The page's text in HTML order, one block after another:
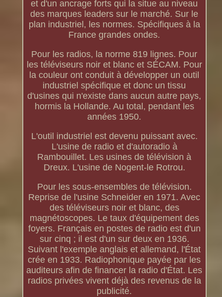
et d'un ancrage forts qui la situe au niveau
des marques leaders sur le marché. Sur le
plan industriel, les normes. Spécifiques à la
France grandes ondes.
Pour les radios, la norme 819 lignes. Pour
les téléviseurs noir et blanc et SÉCAM. Pour
la couleur ont conduit à développer un outil
industriel spécifique et donc un tissu
d'usines qui n'existe dans aucun autre pays,
hormis la Hollande. Au total, pendant les
années 1950.
L'outil industriel est devenu puissant avec.
L'usine de radio et d'autoradio à
Rambouillet. Les usines de télévision à
Dreux. L'usine de Nogent-le Rotrou.
Pour les sous-ensembles de télévision.
Reprise de l'usine Schneider en 1971. Avec
des téléviseurs noir et blanc, des
magnétoscopes. Le taux d'équipement des
foyers. Français en postes de radio est d'un
sur cinq ; il est d'un sur deux en 1936.
Suivant l'exemple anglais et allemand, l'État
crée en 1933. Radiophonique payée par les
auditeurs afin de financer la radio d'État. Les
radios privées vivent déjà des revenus de la
publicité.